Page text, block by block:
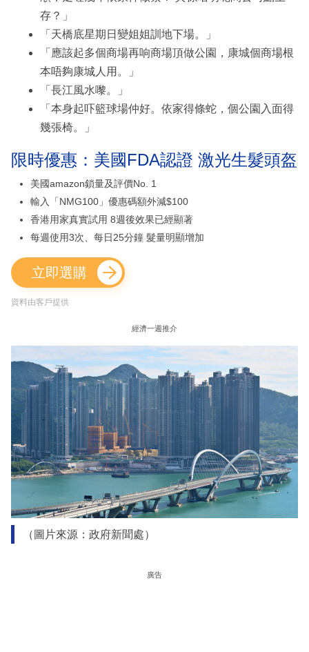
存？」
「天橋底星期日變姐姐訓地下場。」
「應該起多個商場再响商場頂做公園，康城個商場根
本唔夠康城人用。」
「長江風水嚟。」
「本身起吓籃球場仲好。依家得條蛇，個公園入面得
幾張椅。」
限時優惠：美國FDA認證 激光生髮頭盔
美國amazon鎖量及評價No. 1
輸入「NMG100」優惠碼額外減$100
香港用家真實試用 8週後效果已經顯著
每週使用3次、每日25分鐘 髮量明顯增加
立即選購
資料由客戶提供
經濟一週推介
（圖片來源：政府新聞處）
廣告